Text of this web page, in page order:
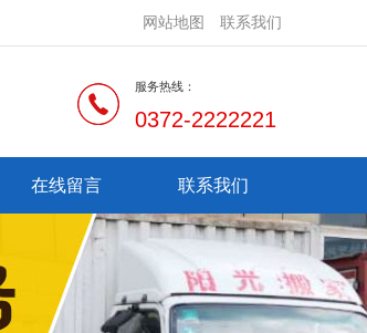
网站地图 联系我们
服务热线：
0372-2222221
在线留言 联系我们